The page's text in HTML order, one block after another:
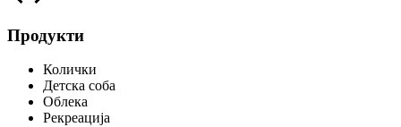
Продукти
Колички
Детска соба
Облека
Рекреација